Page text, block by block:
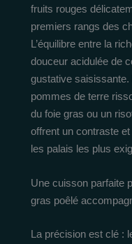
fruits rouges
premiers rangs des
L’équilibre entre la
douceur acidulée de
gustative
pommes de terre
du foie gras ou un
offrent un contraste
les palais les plus
Une cuisson parfaite
gras poêlé
La précision est clé :